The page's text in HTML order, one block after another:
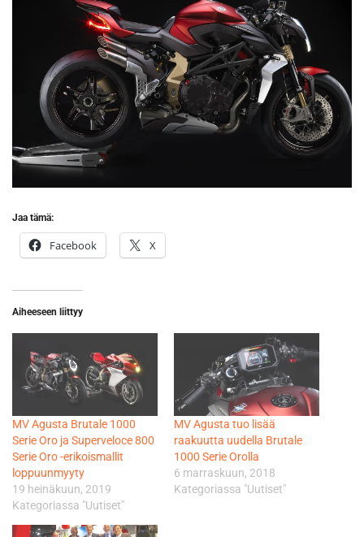
Jaa tämä:
Facebook X
Aiheeseen liittyy
MV Agusta Brutale 1000
Serie Oro ja Superveloce 800
Serie Oro -erikoismallit
loppuunmyyty
19 heinäkuun, 2019
Kategoriassa "Uutiset"
MV Agusta tuo lisää
raakuutta uudella Brutale
1000 Serie Orolla
6 marraskuun, 2018
Kategoriassa "Uutiset"